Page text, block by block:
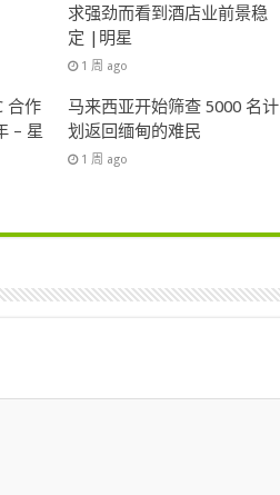
求强劲而看到酒店业前景稳
定 |明星
1 周 ago
合作
– 星
马来西亚开始筛查 5000 名计
划返回缅甸的难民
1 周 ago